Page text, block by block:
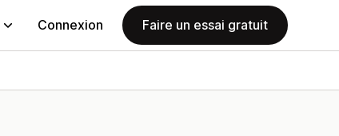
Connexion Faire un essai gratuit